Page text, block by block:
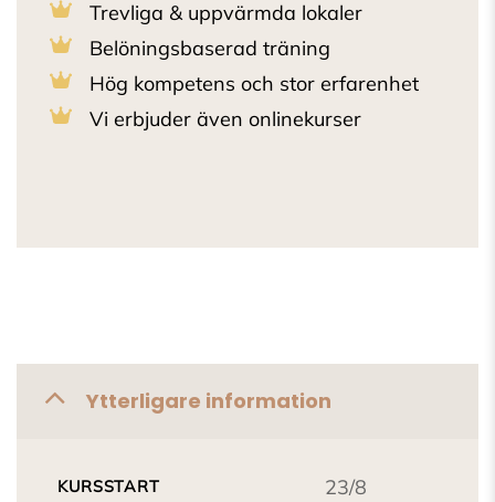
Trevliga & uppvärmda lokaler
Belöningsbaserad träning
Hög kompetens och stor erfarenhet
Vi erbjuder även onlinekurser
Ytterligare information
KURSSTART 23/8